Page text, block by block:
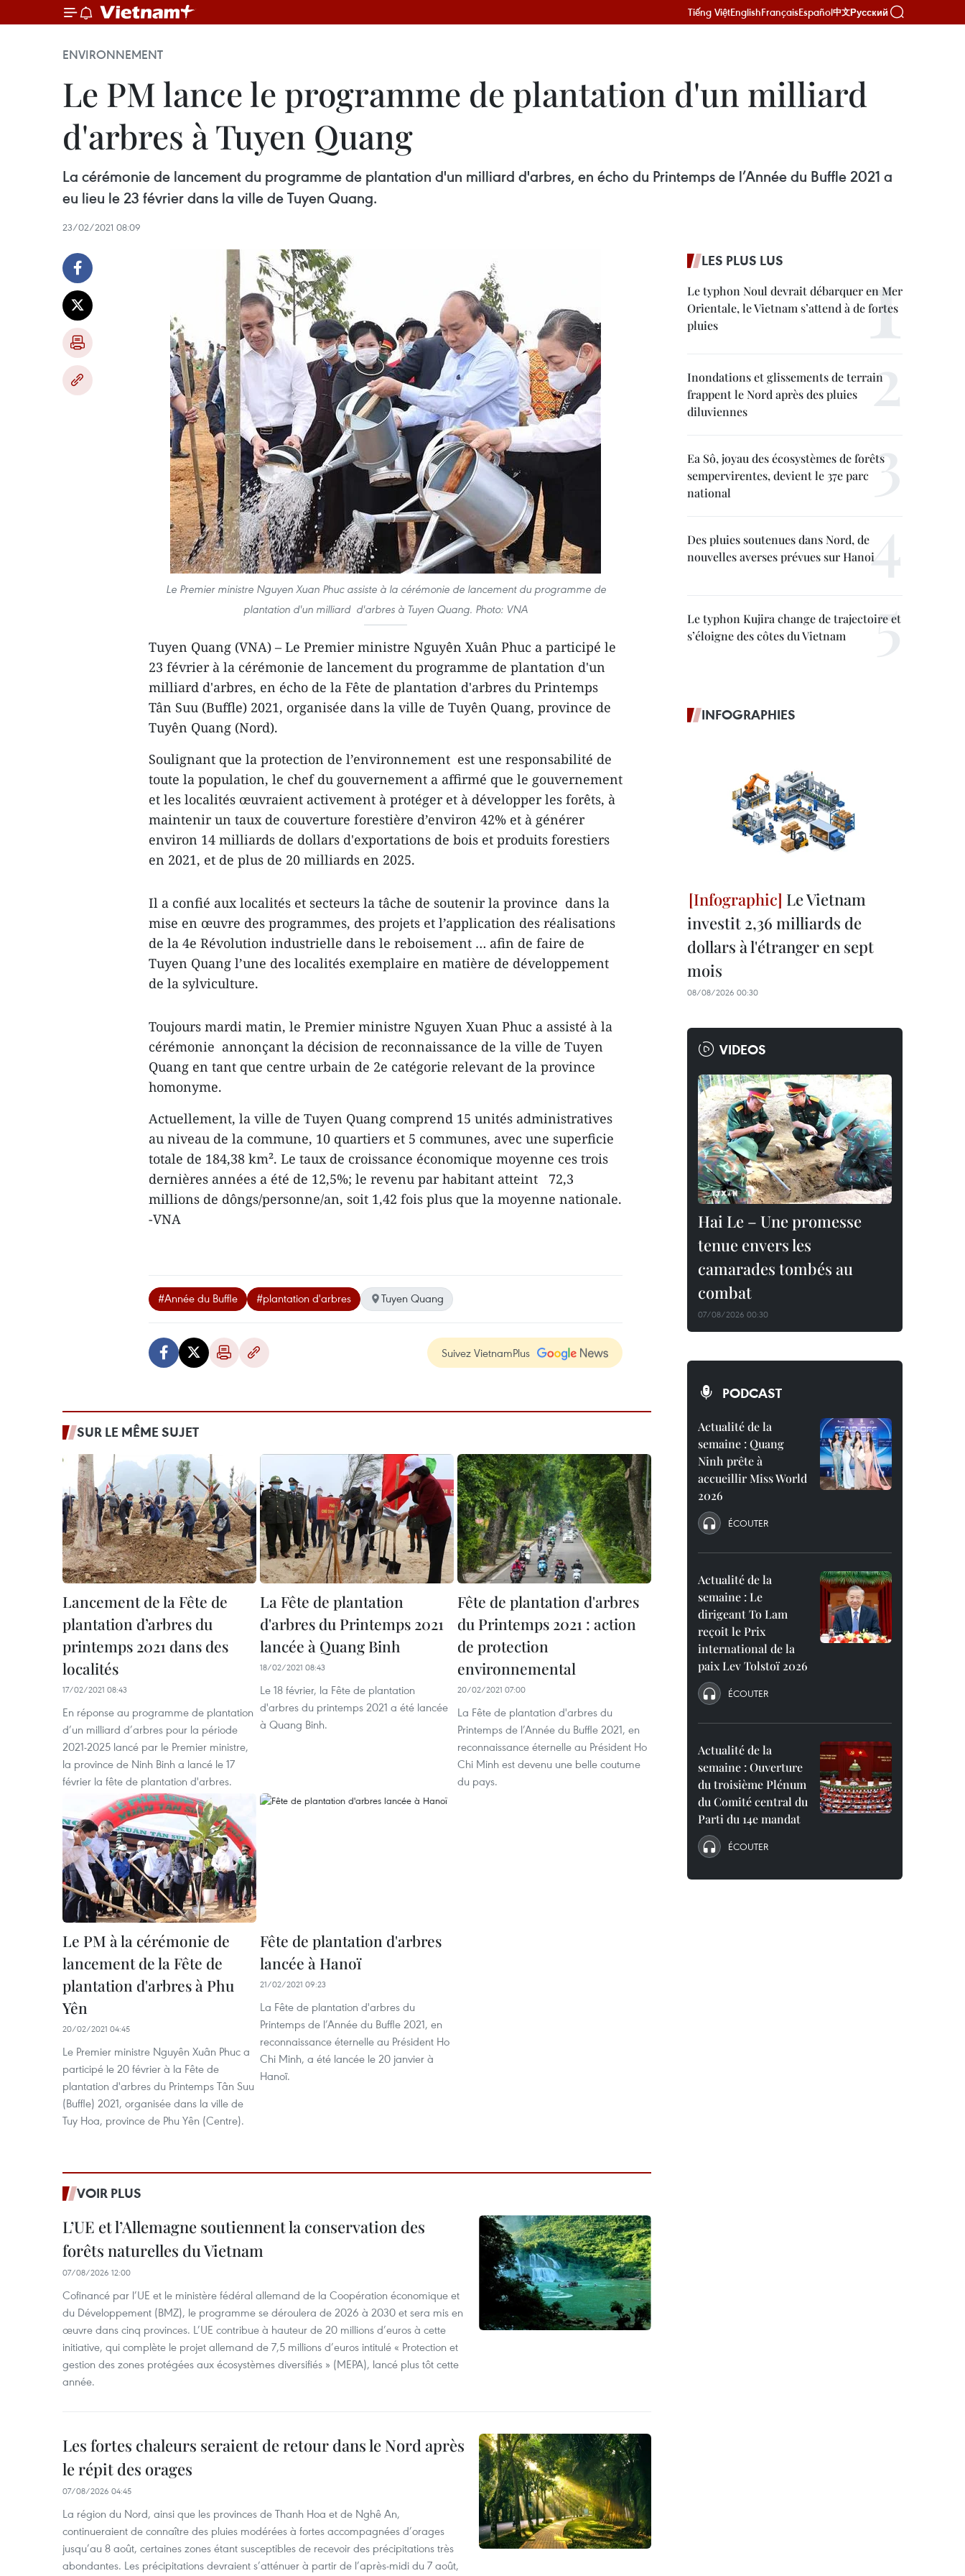
Tiếng ViệtEnglishFrançaisEspañol中文Русский
ENVIRONNEMENT
Le PM lance le programme de plantation d'un milliard
d'arbres à Tuyen Quang
La cérémonie de lancement du programme de plantation d'un milliard d'arbres, en écho du Printemps de l’Année du Buffle 2021 a
eu lieu le 23 février dans la ville de Tuyen Quang.
23/02/2021 08:09
Le Premier ministre Nguyen Xuan Phuc assiste à la cérémonie de lancement du programme de
plantation d'un milliard d'arbres à Tuyen Quang. Photo: VNA
Tuyen Quang (VNA) – Le Premier ministre Nguyên Xuân Phuc a participé le
23 février à la cérémonie de lancement du programme de plantation d'un
milliard d'arbres, en écho de la Fête de plantation d'arbres du Printemps
Tân Suu (Buffle) 2021, organisée dans la ville de Tuyên Quang, province de
Tuyên Quang (Nord).
Soulignant que la protection de l’environnement est une responsabilité de
toute la population, le chef du gouvernement a affirmé que le gouvernement
et les localités œuvraient activement à protéger et à développer les forêts, à
maintenir un taux de couverture forestière d’environ 42% et à générer
environ 14 milliards de dollars d'exportations de bois et produits forestiers
en 2021, et de plus de 20 milliards en 2025.
Il a confié aux localités et secteurs la tâche de soutenir la province dans la
mise en œuvre des programmes, des projets et l’application des réalisations
de la 4e Révolution industrielle dans le reboisement … afin de faire de
Tuyen Quang l’une des localités exemplaire en matière de développement
de la sylviculture.
Toujours mardi matin, le Premier ministre Nguyen Xuan Phuc a assisté à la
cérémonie annonçant la décision de reconnaissance de la ville de Tuyen
Quang en tant que centre urbain de 2e catégorie relevant de la province
homonyme.
Actuellement, la ville de Tuyen Quang comprend 15 unités administratives
au niveau de la commune, 10 quartiers et 5 communes, avec une superficie
totale de 184,38 km². Le taux de croissance économique moyenne ces trois
dernières années a été de 12,5%; le revenu par habitant atteint 72,3
millions de dôngs/personne/an, soit 1,42 fois plus que la moyenne nationale.
-VNA
#Année du Buffle #plantation d'arbres Tuyen Quang
Suivez VietnamPlus
SUR LE MÊME SUJET
Lancement de la Fête de
plantation d’arbres du
printemps 2021 dans des
localités
17/02/2021 08:43
En réponse au programme de plantation
d’un milliard d’arbres pour la période
2021-2025 lancé par le Premier ministre,
la province de Ninh Binh a lancé le 17
février la fête de plantation d'arbres.
La Fête de plantation
d'arbres du Printemps 2021
lancée à Quang Binh
18/02/2021 08:43
Le 18 février, la Fête de plantation
d'arbres du printemps 2021 a été lancée
à Quang Binh.
Fête de plantation d'arbres
du Printemps 2021 : action
de protection
environnemental
20/02/2021 07:00
La Fête de plantation d'arbres du
Printemps de l’Année du Buffle 2021, en
reconnaissance éternelle au Président Ho
Chi Minh est devenu une belle coutume
du pays.
Le PM à la cérémonie de
lancement de la Fête de
plantation d'arbres à Phu
Yên
20/02/2021 04:45
Le Premier ministre Nguyên Xuân Phuc a
participé le 20 février à la Fête de
plantation d'arbres du Printemps Tân Suu
(Buffle) 2021, organisée dans la ville de
Tuy Hoa, province de Phu Yên (Centre).
Fête de plantation d'arbres
lancée à Hanoï
21/02/2021 09:23
La Fête de plantation d'arbres du
Printemps de l’Année du Buffle 2021, en
reconnaissance éternelle au Président Ho
Chi Minh, a été lancée le 20 janvier à
Hanoï.
VOIR PLUS
L’UE et l’Allemagne soutiennent la conservation des
forêts naturelles du Vietnam
07/08/2026 12:00
Cofinancé par l’UE et le ministère fédéral allemand de la Coopération économique et
du Développement (BMZ), le programme se déroulera de 2026 à 2030 et sera mis en
œuvre dans cinq provinces. L’UE contribue à hauteur de 20 millions d’euros à cette
initiative, qui complète le projet allemand de 7,5 millions d’euros intitulé « Protection et
gestion des zones protégées aux écosystèmes diversifiés » (MEPA), lancé plus tôt cette
année.
Les fortes chaleurs seraient de retour dans le Nord après
le répit des orages
07/08/2026 04:45
La région du Nord, ainsi que les provinces de Thanh Hoa et de Nghê An,
continueraient de connaître des pluies modérées à fortes accompagnées d’orages
jusqu’au 8 août, certaines zones étant susceptibles de recevoir des précipitations très
abondantes. Les précipitations devraient s’atténuer à partir de l’après-midi du 7 août,
LES PLUS LUS
Le typhon Noul devrait débarquer en Mer
Orientale, le Vietnam s’attend à de fortes
pluies
Inondations et glissements de terrain
frappent le Nord après des pluies
diluviennes
Ea Sô, joyau des écosystèmes de forêts
sempervirentes, devient le 37e parc
national
Des pluies soutenues dans Nord, de
nouvelles averses prévues sur Hanoi
Le typhon Kujira change de trajectoire et
s’éloigne des côtes du Vietnam
INFOGRAPHIES
Le Vietnam
investit 2,36 milliards de
dollars à l'étranger en sept
mois
08/08/2026 00:30
VIDEOS
Hai Le – Une promesse
tenue envers les
camarades tombés au
combat
07/08/2026 00:30
PODCAST
Actualité de la
semaine : Quang
Ninh prête à
accueillir Miss World
2026
ÉCOUTER
Actualité de la
semaine : Le
dirigeant To Lam
reçoit le Prix
international de la
paix Lev Tolstoï 2026
ÉCOUTER
Actualité de la
semaine : Ouverture
du troisième Plénum
du Comité central du
Parti du 14e mandat
ÉCOUTER